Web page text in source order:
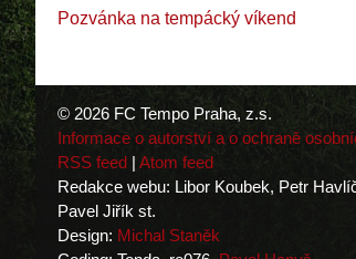
Pozvánka na tempácký víkend
© 2026 FC Tempo Praha, z.s.
Informace o autorství a o ochraně
RSS feed | Atom feed
Redakce webu: Libor Koubek, Petr
Pavel Jiřík st.
Design: Michal Staněk